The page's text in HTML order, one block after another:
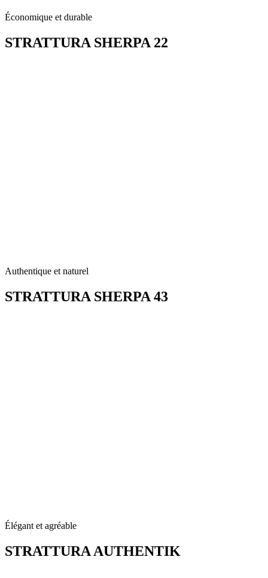
Économique et durable
STRATTURA SHERPA 22
Authentique et naturel
STRATTURASHERPA 43
Élégant et agréable
STRATTURA AUTHENTIK